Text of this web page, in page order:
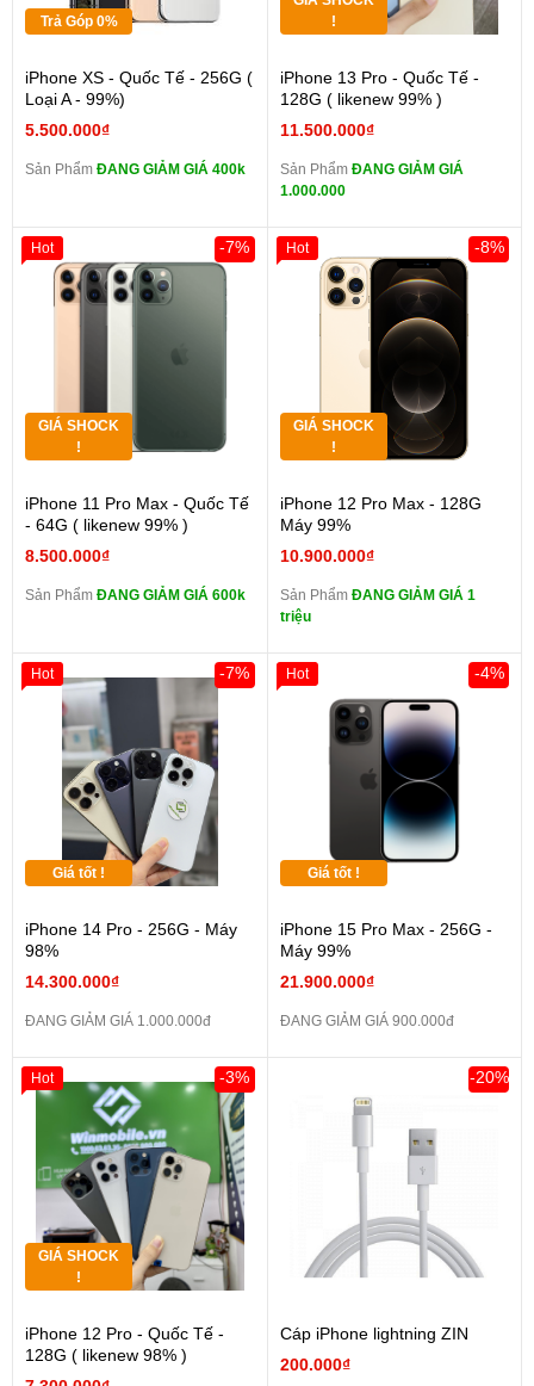
Trả Góp 0%
iPhone XS - Quốc Tế - 256G (
Loại A - 99%)
5.500.000₫
Sản Phẩm ĐANG GIẢM GIÁ 400k
!
iPhone 13 Pro - Quốc Tế -
128G ( likenew 99% )
11.500.000₫
Sản Phẩm ĐANG GIẢM GIÁ
1.000.000
GIÁ SHOCK
!
iPhone 11 Pro Max - Quốc Tế
- 64G ( likenew 99% )
8.500.000₫
-7%
Sản Phẩm ĐANG GIẢM GIÁ 600k
Hot
GIÁ SHOCK
!
iPhone 12 Pro Max - 128G
Máy 99%
10.900.000₫
-8%
Sản Phẩm ĐANG GIẢM GIÁ 1
triệu
Hot
Giá tốt !
iPhone 14 Pro - 256G - Máy
98%
14.300.000₫
-7%
ĐANG GIẢM GIÁ 1.000.000đ
Hot
Giá tốt !
iPhone 15 Pro Max - 256G -
Máy 99%
21.900.000₫
-4%
ĐANG GIẢM GIÁ 900.000đ
Hot
GIÁ SHOCK
!
iPhone 12 Pro - Quốc Tế -
128G ( likenew 98% )
-3%
Hot
Cáp iPhone lightning ZIN
200.000₫
-20%